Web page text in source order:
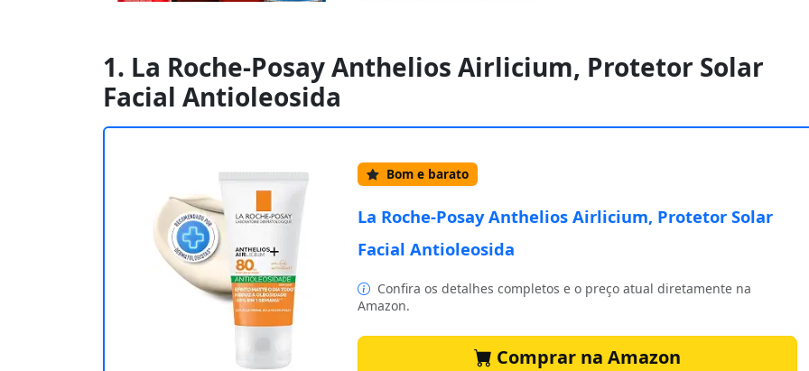
1. La Roche-Posay Anthelios Airlicium, Protetor Solar
Facial Antioleosida
Bom e barato
La Roche-Posay Anthelios Airlicium, Protetor Solar
Facial Antioleosida
Confira os detalhes completos e o preço atual diretamente na
Amazon.
Comprar na Amazon